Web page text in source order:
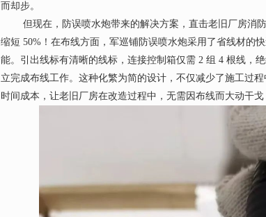
而却步。
但现在，防误喷水炮带来的解决方案，直击老旧厂房消防
缩短 50%！在布线方面，军巡铺防误喷水炮采用了省线材的
能。引出线标有清晰的线标，连接控制箱仅需 2 组 4 根线，
立完成布线工作。这种化繁为简的设计，不仅减少了施工过
时间成本，让老旧厂房在改造过程中，无需因布线而大动干戈